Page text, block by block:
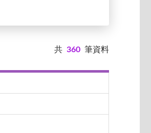
共 360 筆資料